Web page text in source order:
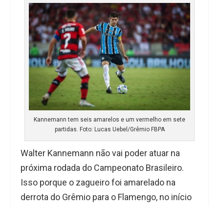
Kannemann tem seis amarelos e um vermelho em sete
partidas. Foto: Lucas Uebel/Grêmio FBPA
Walter Kannemann não vai poder atuar na
próxima rodada do Campeonato Brasileiro.
Isso porque o zagueiro foi amarelado na
derrota do Grêmio para o Flamengo, no início